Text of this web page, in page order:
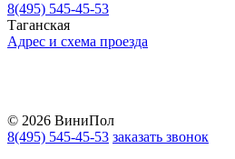
8(495) 545-45-53
Таганская
Адрес и схема проезда
© 2026 ВиниПол
8(495) 545-45-53 заказать звонок